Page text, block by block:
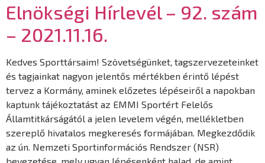
Elnökségi Hírlevél – 92. szám
– 2021.11.16.
Kedves Sporttársaim! Szövetségünket, tagszervezeteinket
és tagjainkat nagyon jelentős mértékben érintő lépést
tervez a Kormány, aminek előzetes lépéseiről a napokban
kaptunk tájékoztatást az EMMI Sportért Felelős
Államtitkárságától a jelen levelem végén, mellékletben
szereplő hivatalos megkeresés formájában. Megkezdődik
az ún. Nemzeti Sportinformációs Rendszer (NSR)